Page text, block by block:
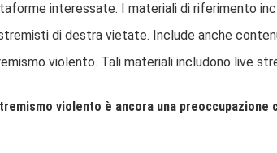
interessate. I materiali di riferimento
di destra vietate. Include anche
violento. Tali materiali includono live
violento è ancora una